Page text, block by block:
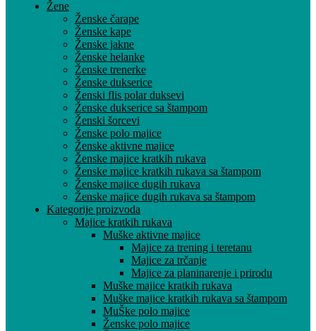
Žene
Ženske čarape
Ženske kape
Ženske jakne
Ženske helanke
Ženske trenerke
Ženske dukserice
Ženski flis polar duksevi
Ženske dukserice sa štampom
Ženski šorcevi
Ženske polo majice
Ženske aktivne majice
Ženske majice kratkih rukava
Ženske majice kratkih rukava sa štampom
Ženske majice dugih rukava
Ženske majice dugih rukava sa štampom
Kategorije proizvoda
Majice kratkih rukava
Muške aktivne majice
Majice za trening i teretanu
Majice za trčanje
Majice za planinarenje i prirodu
Muške majice kratkih rukava
Muške majice kratkih rukava sa štampom
MuŠke polo majice
Ženske polo majice